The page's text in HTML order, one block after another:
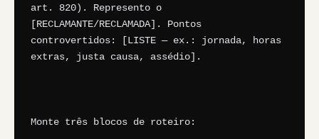
art. 820). Represento o
[RECLAMANTE/RECLAMADA]. Pontos
controvertidos: [LISTE — ex.: jornada, horas
extras, justa causa, assédio].
Monte três blocos de roteiro: